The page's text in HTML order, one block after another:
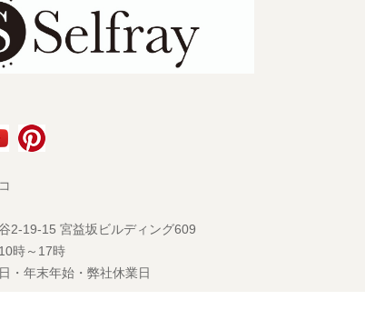
2-19-15 宮益坂ビルディング609
時～17時
・年末年始・弊社休業日